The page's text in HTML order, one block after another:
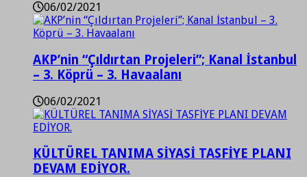
06/02/2021
AKP’nin “Çıldırtan Projeleri”; Kanal İstanbul
– 3. Köprü – 3. Havaalanı
06/02/2021
KÜLTÜREL TANIMA SİYASİ TASFİYE PLANI
DEVAM EDİYOR.